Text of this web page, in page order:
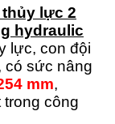
lực 2
hydraulic
lực, con đội
có sức nâng
mm,
công